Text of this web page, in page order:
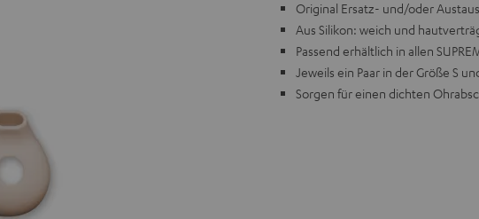
Original Ersatz- und/oder
Aus Silikon: weich und
Passend erhältlich in allen
Jeweils ein Paar in der Größe S
Sorgen für einen dichten